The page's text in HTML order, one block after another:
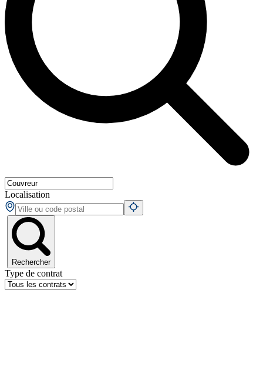
Localisation
Rechercher
Type de contrat